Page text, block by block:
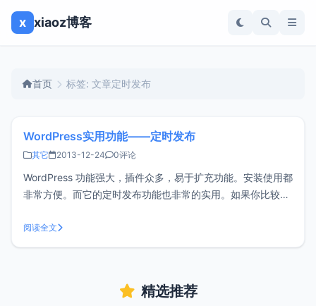
x xiaoz博客
首页 标签: 文章定时发布
WordPress实用功能——定时发布
其它 2013-12-24 0评论
WordPress 功能强大，插件众多，易于扩充功能。安装使用都
非常方便。而它的定时发布功能也非常的实用。如果你比较繁
搞定啦，所以即使是你在没网的情况下也可以更新自己的网站
内容，方便吧。对于SEO优化，网站的内容不宜每天更新过
阅读全文
精选推荐